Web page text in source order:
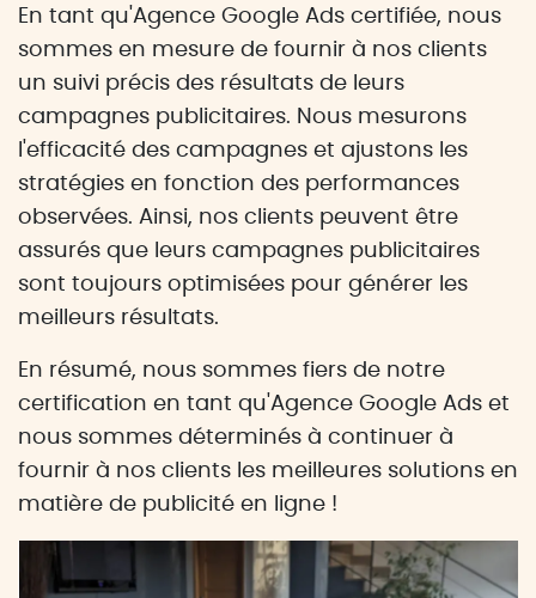
En tant qu'Agence Google Ads certifiée, nous
sommes en mesure de fournir à nos clients
un suivi précis des résultats de leurs
campagnes publicitaires. Nous mesurons
l'efficacité des campagnes et ajustons les
stratégies en fonction des performances
observées. Ainsi, nos clients peuvent être
assurés que leurs campagnes publicitaires
sont toujours optimisées pour générer les
meilleurs résultats.
En résumé, nous sommes fiers de notre
certification en tant qu'Agence Google Ads et
nous sommes déterminés à continuer à
fournir à nos clients les meilleures solutions en
matière de publicité en ligne !